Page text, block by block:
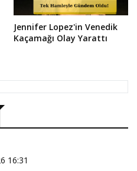
Jennifer Lopez'in Venedik
Kaçamağı Olay Yarattı
16:31